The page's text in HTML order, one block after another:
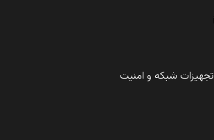
شبکه و امنیت